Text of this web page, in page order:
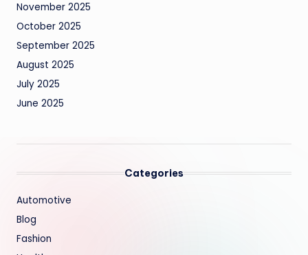
November 2025
October 2025
September 2025
August 2025
July 2025
June 2025
Categories
Automotive
Blog
Fashion